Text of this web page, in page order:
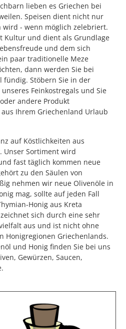
lieben es Griechen bei
Speisen dient nicht nur
- wenn möglich zelebriert.
Kultur und dient als Grundlage
und dem sich
paar traditionelle Meze
dann werden Sie bei
fündig. Stöbern Sie in der
Feinkostregals und Sie
andere Produkt
Ihrem Griechenland Urlaub
auf Köstlichkeiten aus
Unser Sortiment wird
fast täglich kommen neue
zu den Säulen von
nehmen wir neue Olivenöle in
mag, sollte auf jeden Fall
Honig aus Kreta
sich durch eine sehr
aus und ist nicht ohne
Honigregionen Griechenlands.
und Honig finden Sie bei uns
Gewürzen, Saucen,